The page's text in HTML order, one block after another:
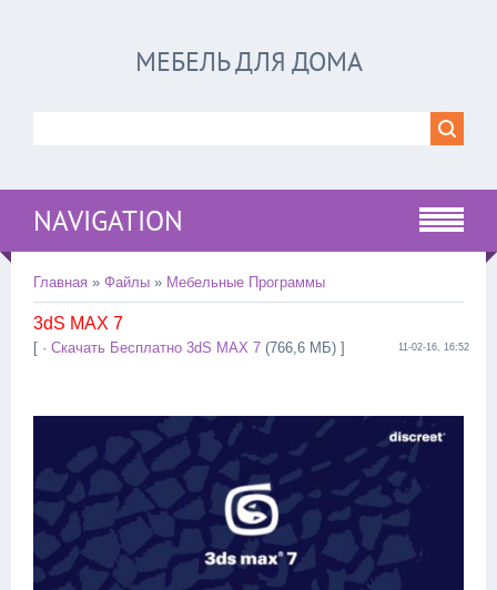
МЕБЕЛЬ ДЛЯ ДОМА
NAVIGATION
Главная » Файлы » Мебельные Программы
3dS MAX 7
[ · Скачать Бесплатно 3dS MAX 7 (766,6 МБ) ] 11-02-16, 16:52